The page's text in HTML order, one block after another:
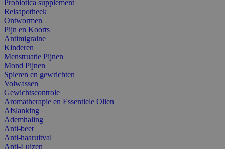
Probiotica supplement
Reisapotheek
Ontwormen
Pijn en Koorts
Antimigraine
Kinderen
Menstruatie Pijnen
Mond Pijnen
Spieren en gewrichten
Volwassen
Gewichtscontrole
Aromatherapie en Essentiele Olien
Afslanking
Ademhaling
Anti-beet
Anti-haaruitval
Anti-Luizen